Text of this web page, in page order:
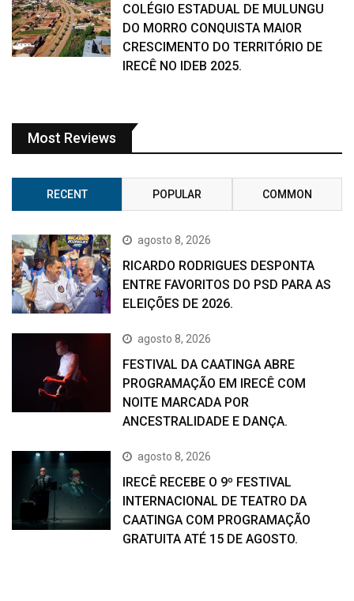
COLÉGIO ESTADUAL DE MULUNGU
DO MORRO CONQUISTA MAIOR
CRESCIMENTO DO TERRITÓRIO DE
IRECÊ NO IDEB 2025.
Most Reviews
RECENT POPULAR COMMON
agosto 8, 2026
RICARDO RODRIGUES DESPONTA
ENTRE FAVORITOS DO PSD PARA AS
ELEIÇÕES DE 2026.
agosto 8, 2026
FESTIVAL DA CAATINGA ABRE
PROGRAMAÇÃO EM IRECÊ COM
NOITE MARCADA POR
ANCESTRALIDADE E DANÇA.
agosto 8, 2026
IRECÊ RECEBE O 9º FESTIVAL
INTERNACIONAL DE TEATRO DA
CAATINGA COM PROGRAMAÇÃO
GRATUITA ATÉ 15 DE AGOSTO.